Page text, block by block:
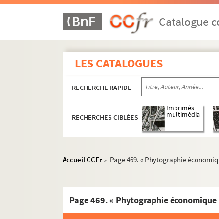
Catalogue
LES CATALOGUES
RECHERCHE RAPIDE
RECHERCHES CIBLÉES
Imprimés
multimédia
Accueil CCFr > Page 469. « Phytographie
Ms I-14. Hortus amoenissimus, continens...
Ms I-15. Aristotelis opuscula
Ms I-17. Traité de Trigonométrie et de
Ms I-19. Jean de Souabe. Horloge de
Ms I-20. Jacobi Magni Sophologium
Ms I-21. Anonymi commentarius in
Ms I-22. Portefeuille inédit de Mrl'abbé
Ms I-24. S. Gregorii Magni Moralium in Job libri
Ms I-26. Platearii, Nicolai Praepositi,